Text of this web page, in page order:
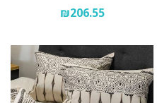
₪206.55